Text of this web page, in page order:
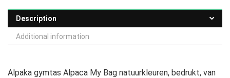
Description
Additional information
Alpaka gymtas Alpaca My Bag natuurkleuren, bedrukt, van